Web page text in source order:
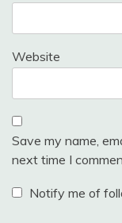
Website
Save my name,
next time I
Notify me of